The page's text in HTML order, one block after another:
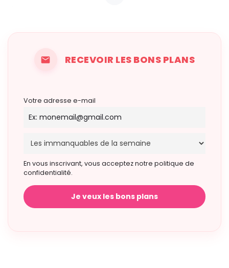
RECEVOIR LES BONS PLANS
Votre adresse e-mail
En vous inscrivant, vous acceptez notre politique de
confidentialité.